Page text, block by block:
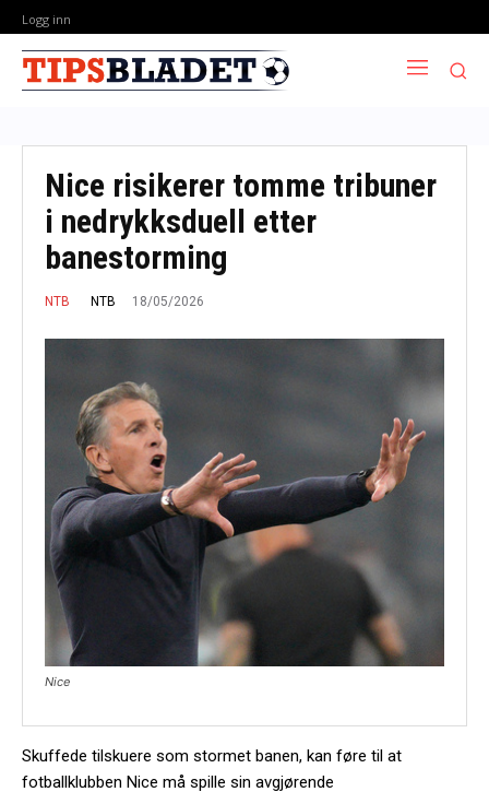
Logg inn
Nice risikerer tomme tribuner
i nedrykksduell etter
banestorming
NTB NTB 18/05/2026
Nice
Skuffede tilskuere som stormet banen, kan føre til at
fotballklubben Nice må spille sin avgjørende